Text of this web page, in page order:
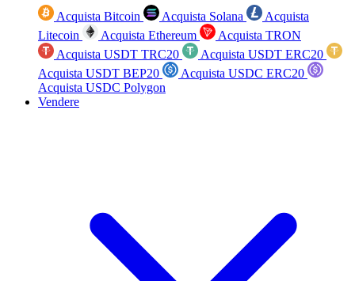
Acquista Bitcoin Acquista Solana
Acquista
Litecoin
Acquista Ethereum
Acquista TRON
Acquista USDT TRC20
Acquista USDT ERC20
Acquista USDT BEP20
Acquista USDC ERC20
Acquista USDC Polygon
Vendere